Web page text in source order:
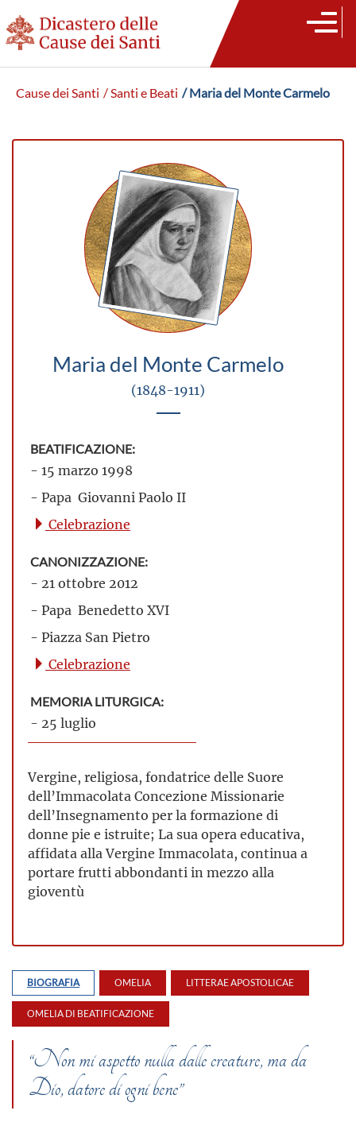
Cause dei Santi / Santi e Beati / Maria del Monte Carmelo
Maria del Monte Carmelo
(1848-1911)
BEATIFICAZIONE:
- 15 marzo 1998
- Papa Giovanni Paolo II
Celebrazione
CANONIZZAZIONE:
- 21 ottobre 2012
- Papa Benedetto XVI
- Piazza San Pietro
Celebrazione
MEMORIA LITURGICA:
- 25 luglio
Vergine, religiosa, fondatrice delle Suore
dell’Immacolata Concezione Missionarie
dell’Insegnamento per la formazione di
donne pie e istruite; La sua opera educativa,
affidata alla Vergine Immacolata, continua a
portare frutti abbondanti in mezzo alla
gioventù
BIOGRAFIA OMELIA LITTERAE APOSTOLICAE
OMELIA DI BEATIFICAZIONE
“Non mi aspetto nulla dalle creature, ma da
Dio, datore di ogni bene”